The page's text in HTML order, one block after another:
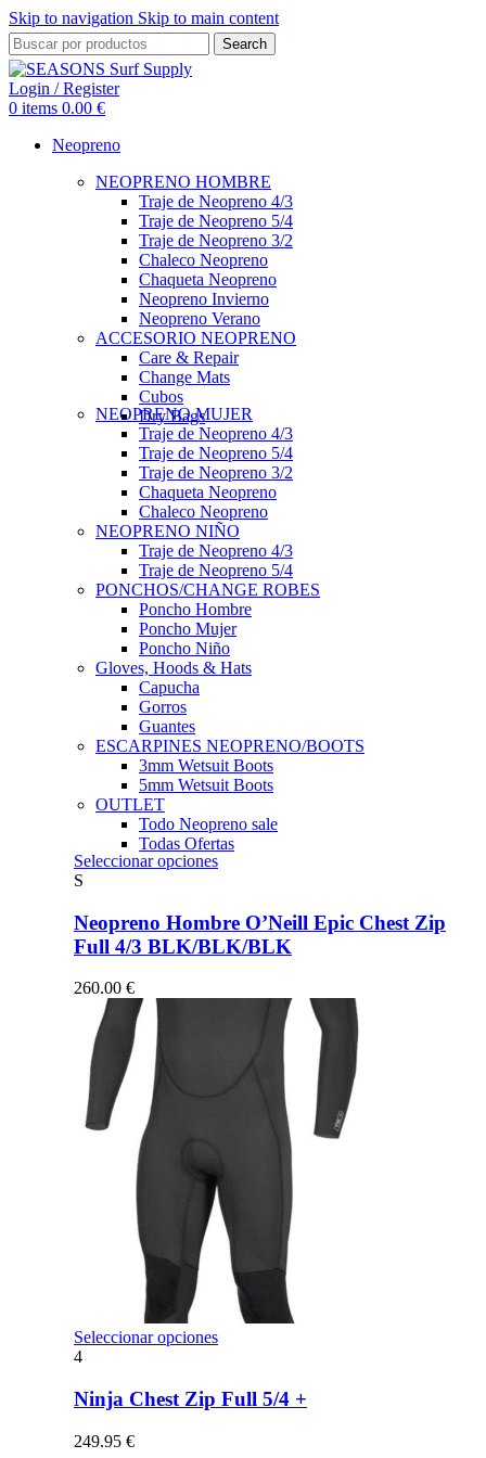
Skip to navigation Skip to main content
Search
Login / Register
0 items 0.00 €
Neopreno
NEOPRENO HOMBRE
Traje de Neopreno 4/3
Traje de Neopreno 5/4
Traje de Neopreno 3/2
Chaleco Neopreno
Chaqueta Neopreno
Neopreno Invierno
Neopreno Verano
ACCESORIO NEOPRENO
Care & Repair
Change Mats
Cubos
Dry Bags
NEOPRENO MUJER
Traje de Neopreno 4/3
Traje de Neopreno 5/4
Traje de Neopreno 3/2
Chaqueta Neopreno
Chaleco Neopreno
NEOPRENO NIÑO
Traje de Neopreno 4/3
Traje de Neopreno 5/4
PONCHOS/CHANGE ROBES
Poncho Hombre
Poncho Mujer
Poncho Niño
Gloves, Hoods & Hats
Capucha
Gorros
Guantes
ESCARPINES NEOPRENO/BOOTS
3mm Wetsuit Boots
5mm Wetsuit Boots
OUTLET
Todo Neopreno sale
Todas Ofertas
Seleccionar opcionesEste
múltiples
variantes.
Las
se
página
producto
S
Neopreno Hombre O’Neill Epic Chest Zip
Full 4/3 BLK/BLK/BLK
260.00 €
Seleccionar opcionesEste
múltiples
variantes.
4
Ninja Chest Zip Full 5/4 +
249.95 €